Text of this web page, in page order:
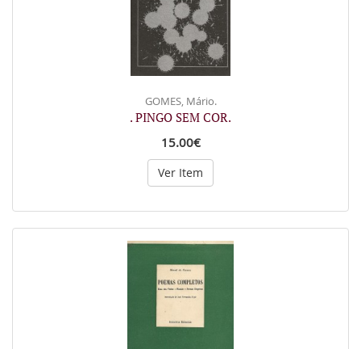
GOMES, Mário.
. PINGO SEM COR.
15.00€
Ver Item